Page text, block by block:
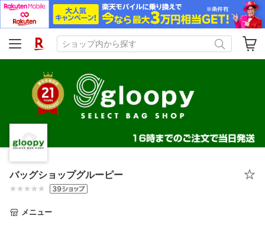
バッグショップグルーピー
メニュー